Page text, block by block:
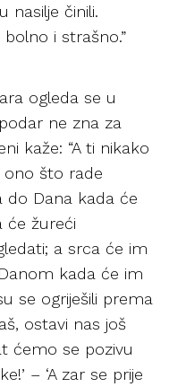
nasilje činili.
bolno i strašno.”
ogleda se u
ne zna za
kaže: “A ti nikako
ono što rade
do Dana kada će
će žureći
a srca će im
kada će im
se ogriješili prema
ostavi nas još
ćemo se pozivu
– ‘A zar se prije